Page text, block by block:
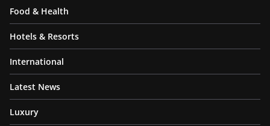
Food & Health
Hotels & Resorts
International
Latest News
Luxury